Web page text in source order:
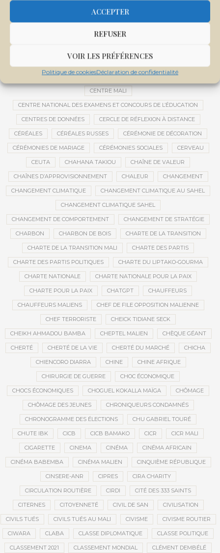
ACCEPTER
REFUSER
VOIR LES PRÉFÉRENCES
Politique de cookiesDéclaration de confidentialité
CENTRALE SOLAIRE DE SANANKOROBA
CENTRE INTERNATIONAL DE CONFÉRENCES DE BAMAKO
CENTRE MALI
CENTRE NATIONAL DES EXAMENS ET CONCOURS DE L’ÉDUCATION
CENTRES DE DONNÉES CERCLE DE RÉFLEXION À DISTANCE
CÉRÉALES CÉRÉALES RUSSES CÉRÉMONIE DE DÉCORATION
CÉRÉMONIES DE MARIAGE CÉRÉMONIES SOCIALES CERVEAU
CEUTA CHAHANA TAKIOU CHAÎNE DE VALEUR
CHAÎNES D’APPROVISIONNEMENT CHALEUR CHANGEMENT
CHANGEMENT CLIMATIQUE CHANGEMENT CLIMATIQUE AU SAHEL
CHANGEMENT CLIMATIQUE SAHEL
CHANGEMENT DE COMPORTEMENT CHANGEMENT DE STRATÉGIE
CHARBON CHARBON DE BOIS CHARTE DE LA TRANSITION
CHARTE DE LA TRANSITION MALI CHARTE DES PARTIS
CHARTE DES PARTIS POLITIQUES CHARTE DU LIPTAKO-GOURMA
CHARTE NATIONALE CHARTE NATIONALE POUR LA PAIX
CHARTE POUR LA PAIX CHATGPT CHAUFFEURS
CHAUFFEURS MALIENS CHEF DE FILE OPPOSITION MALIENNE
CHEF TERRORISTE CHEICK TIDIANE SECK
CHEIKH AHMADOU BAMBA CHEPTEL MALIEN CHÈQUE GÉANT
CHERTÉ CHERTÉ DE LA VIE CHERTÉ DU MARCHÉ CHICHA
CHIENCORO DIARRA CHINE CHINE AFRIQUE
CHIRURGIE DE GUERRE CHOC ÉCONOMIQUE
CHOCS ÉCONOMIQUES CHOGUEL KOKALLA MAÏGA CHÔMAGE
CHÔMAGE DES JEUNES CHRONIQUEURS CONDAMNÉS
CHRONOGRAMME DES ÉLECTIONS CHU GABRIEL TOURÉ
CHUTE IBK CICB CICB BAMAKO CICR CICR MALI
CIGARETTE CINEMA CINÉMA CINÉMA AFRICAIN
CINÉMA BABEMBA CINÉMA MALIEN CINQUIÈME RÉPUBLIQUE
CINSERE-ANR CIPRES CIRA CHARITY
CIRCULATION ROUTIÈRE CIRDI CITÉ DES 333 SAINTS
CITERNES CITOYENNETÉ CIVIL DE SAN CIVILISATION
CIVILS TUÉS CIVILS TUÉS AU MALI CIVISME CIVISME ROUTIER
CIWARA CLABA CLASSE DIPLOMATIQUE CLASSE POLITIQUE
CLASSEMENT 2021 CLASSEMENT MONDIAL CLÉMENT DEMBÉLÉ